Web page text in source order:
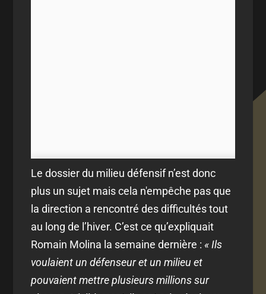
Le dossier du milieu défensif n’est donc
plus un sujet mais cela n'empêche pas que
la direction a rencontré des difficultés tout
au long de l’hiver. C’est ce qu’expliquait
Romain Molina la semaine dernière :« Ils
voulaient un défenseur et un milieu et
pouvaient mettre plusieurs millions sur